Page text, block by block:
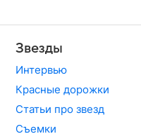
Звезды
Интервью
Красные дорожки
Статьи про звезд
Съемки